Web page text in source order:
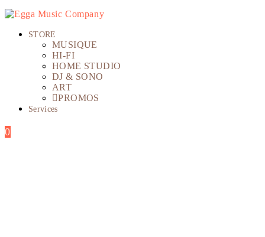
STORE
MUSIQUE
HI-FI
HOME STUDIO
DJ & SONO
ART
PROMOS
Services
0